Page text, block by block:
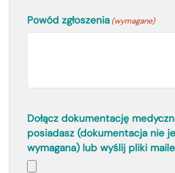
Powód zgłoszenia (wymagane)
Dołącz dokumentację
posiadasz (dokumentacja nie
wymagana) lub wyślij pliki